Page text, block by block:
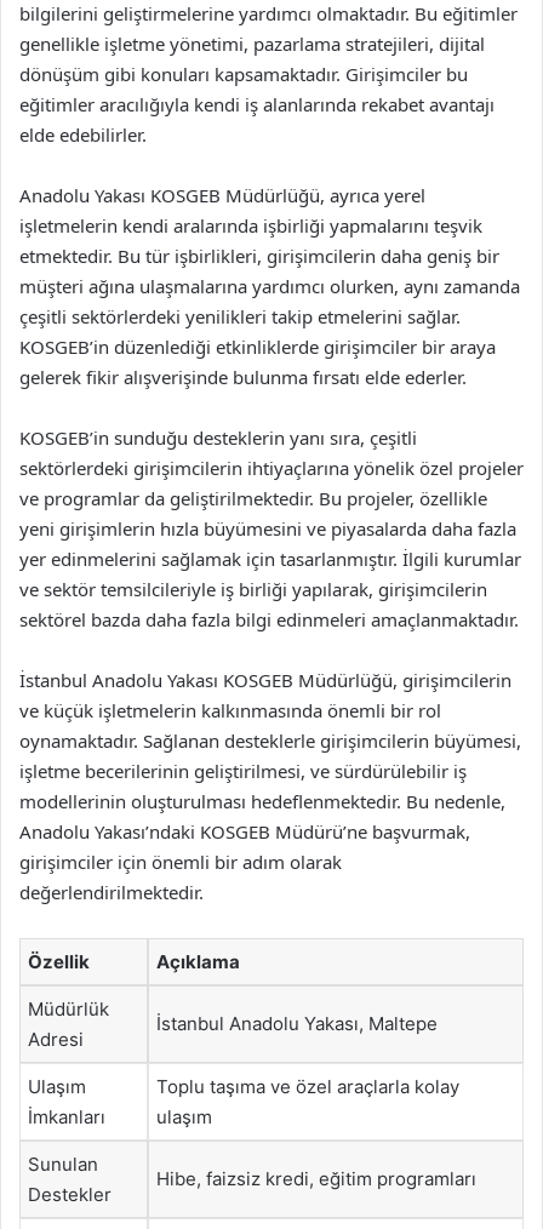
bilgilerini geliştirmelerine yardımcı olmaktadır. Bu eğitimler
genellikle işletme yönetimi, pazarlama stratejileri, dijital
dönüşüm gibi konuları kapsamaktadır. Girişimciler bu
eğitimler aracılığıyla kendi iş alanlarında rekabet avantajı
elde edebilirler.
Anadolu Yakası KOSGEB Müdürlüğü, ayrıca yerel
işletmelerin kendi aralarında işbirliği yapmalarını teşvik
etmektedir. Bu tür işbirlikleri, girişimcilerin daha geniş bir
müşteri ağına ulaşmalarına yardımcı olurken, aynı zamanda
çeşitli sektörlerdeki yenilikleri takip etmelerini sağlar.
KOSGEB’in düzenlediği etkinliklerde girişimciler bir araya
gelerek fikir alışverişinde bulunma fırsatı elde ederler.
KOSGEB’in sunduğu desteklerin yanı sıra, çeşitli
sektörlerdeki girişimcilerin ihtiyaçlarına yönelik özel projeler
ve programlar da geliştirilmektedir. Bu projeler, özellikle
yeni girişimlerin hızla büyümesini ve piyasalarda daha fazla
yer edinmelerini sağlamak için tasarlanmıştır. İlgili kurumlar
ve sektör temsilcileriyle iş birliği yapılarak, girişimcilerin
sektörel bazda daha fazla bilgi edinmeleri amaçlanmaktadır.
İstanbul Anadolu Yakası KOSGEB Müdürlüğü, girişimcilerin
ve küçük işletmelerin kalkınmasında önemli bir rol
oynamaktadır. Sağlanan desteklerle girişimcilerin büyümesi,
işletme becerilerinin geliştirilmesi, ve sürdürülebilir iş
modellerinin oluşturulması hedeflenmektedir. Bu nedenle,
Anadolu Yakası’ndaki KOSGEB Müdürü’ne başvurmak,
girişimciler için önemli bir adım olarak
değerlendirilmektedir.
Özellik Açıklama
Müdürlük
Adresi
İstanbul Anadolu Yakası, Maltepe
Ulaşım
İmkanları
Toplu taşıma ve özel araçlarla kolay
ulaşım
Sunulan
Destekler
Hibe, faizsiz kredi, eğitim programları